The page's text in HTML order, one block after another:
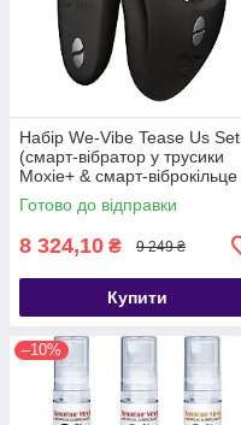
Набір We-Vibe Tease Us Set
(смарт-вібратор у трусики
Moxie+ & смарт-віброкільце
під одяг Bond) - SX0529
Готово до відправки
8 324,10 ₴ 9 249 ₴
Купити
–10%